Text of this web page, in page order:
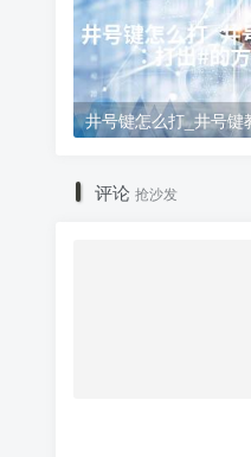
评论 抢沙发